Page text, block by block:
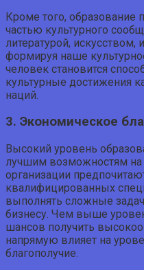
Кроме того, образование
частью культурного
литературой,
формируя наше
человек становится
культурные достижения
наций.
3. Экономическое
Высокий уровень
лучшим возможностям на
организации
квалифицированных
выполнять сложные
бизнесу. Чем выше
шансов получить
напрямую влияет на
благополучие.